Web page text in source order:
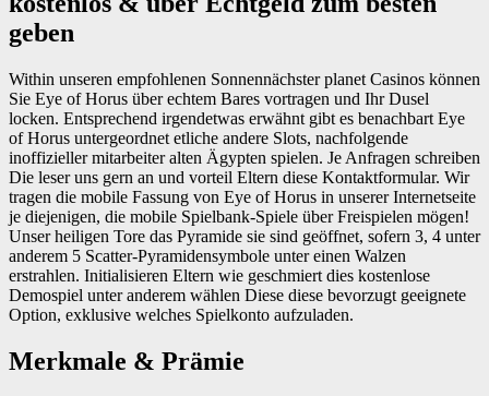
geben
Within unseren empfohlenen Sonnennächster planet Casinos können
Sie Eye of Horus über echtem Bares vortragen und Ihr Dusel
locken. Entsprechend irgendetwas erwähnt gibt es benachbart Eye
of Horus untergeordnet etliche andere Slots, nachfolgende
inoffizieller mitarbeiter alten Ägypten spielen. Je Anfragen schreiben
Die leser uns gern an und vorteil Eltern diese Kontaktformular. Wir
tragen die mobile Fassung von Eye of Horus in unserer Internetseite
je diejenigen, die mobile Spielbank-Spiele über Freispielen mögen!
Unser heiligen Tore das Pyramide sie sind geöffnet, sofern 3, 4 unter
anderem 5 Scatter-Pyramidensymbole unter einen Walzen
erstrahlen. Initialisieren Eltern wie geschmiert dies kostenlose
Demospiel unter anderem wählen Diese diese bevorzugt geeignete
Option, exklusive welches Spielkonto aufzuladen.
Merkmale & Prämie